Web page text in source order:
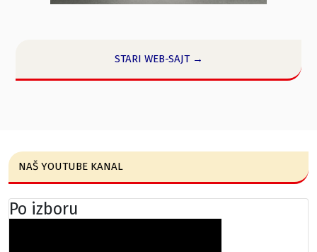
STARI WEB-SAJT →
NAŠ YOUTUBE KANAL
Po izboru